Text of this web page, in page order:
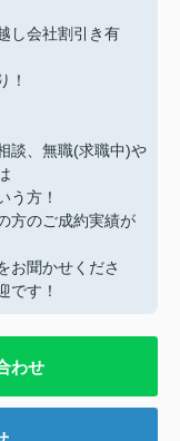
し会社割引き有
！
談、無職(求職中)や
う方！
方のご成約実績が
お聞かせくださ
です！
わせ